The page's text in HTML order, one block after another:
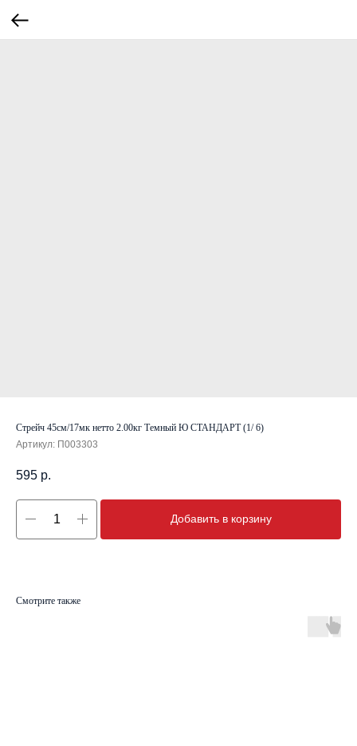
Стрейч 45см/17мк нетто 2.00кг Темный Ю СТАНДАРТ (1/ 6)
Артикул: П003303
595 р.
Добавить в корзину
Смотрите также